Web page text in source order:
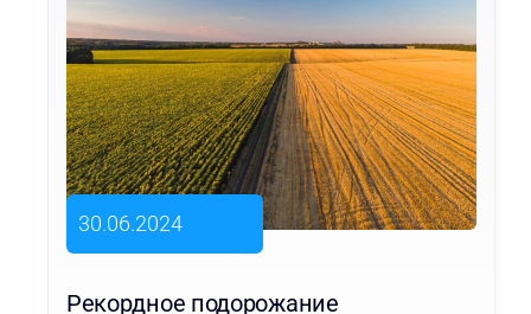
30.06.2024
Рекордное подорожание